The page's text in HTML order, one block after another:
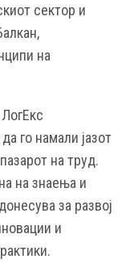
сектор и
на
го намали јазот
на труд.
на знаења и
за развој
и